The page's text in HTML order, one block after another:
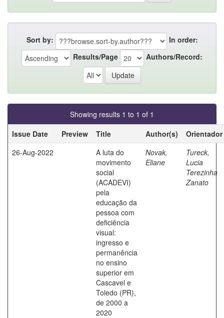
Sort by:
In order:
Results/Page
Authors/Record:
Showing results 1 to 1 of 1
Issue Date
Preview Title Author(s)
Orientador
26-Aug-2022
A luta do
movimento
social
(ACADEVI)
pela
educação da
pessoa com
deficiência
visual:
ingresso e
permanência
no ensino
superior em
Cascavel e
Toledo (PR),
de 2000 a
2020
Novak,
Eliane
Tureck,
Lucia
Terezinha
Zanato